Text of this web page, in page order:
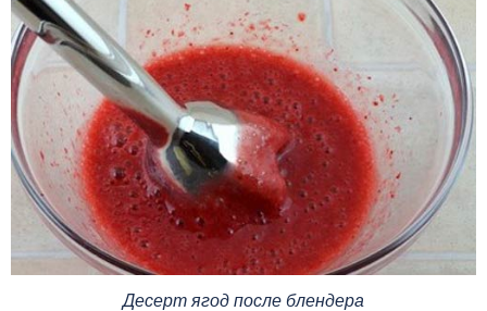
Десерт ягод после блендера